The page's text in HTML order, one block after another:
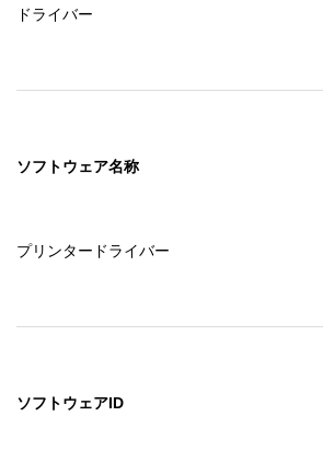
セイコーエプソン株式会社に帰属します。
ドライバー
ソフトウェア名称
プリンタードライバー
ソフトウェアID